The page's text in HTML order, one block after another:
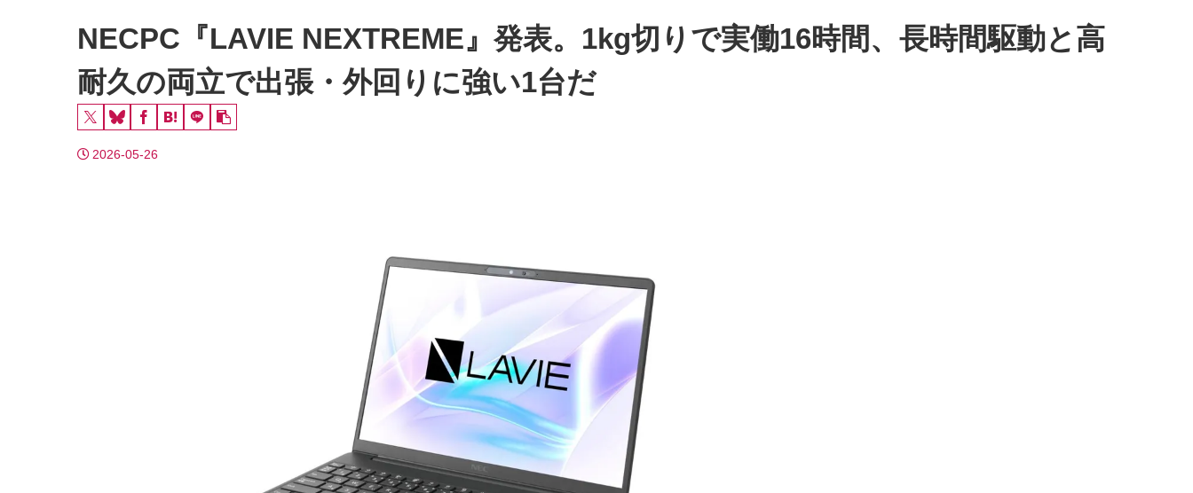
NECPC『LAVIE NEXTREME』発表。1kg切りで実働16時間、長時間駆動と高
耐久の両立で出張・外回りに強い1台だ
2026-05-26